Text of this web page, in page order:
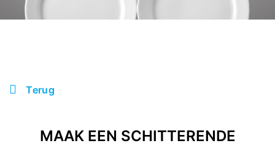
Terug
MAAK EEN SCHITTERENDE